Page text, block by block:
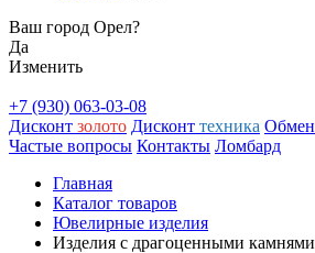
Ваш город Орел?
Да
Изменить
+7 (930) 063-03-08
Дисконт золото Дисконт техника Обмен
Частые вопросы Контакты Ломбард
Главная
Каталог товаров
Ювелирные изделия
Изделия с драгоценными камнями